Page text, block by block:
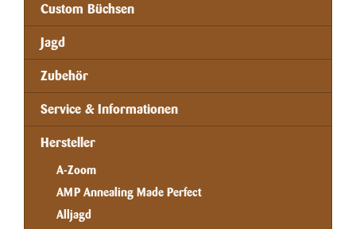
Custom Büchsen
Jagd
Zubehör
Service & Informationen
Hersteller
A-Zoom
AMP Annealing Made Perfect
Alljagd